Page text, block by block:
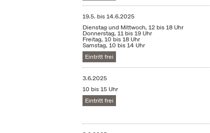
19.5. bis14.6.2025
Dienstag und Mittwoch, 12 bis 18 Uhr
Donnerstag, 11 bis 19 Uhr
Freitag, 10 bis 18 Uhr
Samstag, 10 bis 14 Uhr
Eintritt frei
3.6.2025
10 bis 15 Uhr
Eintritt frei